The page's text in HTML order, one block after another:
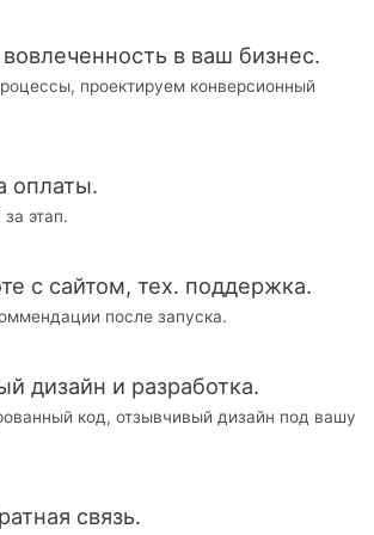
в ваш бизнес.
проектируем конверсионный
оплаты.
этап.
с сайтом, тех. поддержка.
после запуска.
дизайн и разработка.
код, отзывчивый дизайн под вашу
связь.